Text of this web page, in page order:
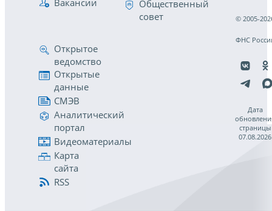
Вакансии
Общественный
совет
Открытое
ведомство
Открытые
данные
СМЭВ
Аналитический
портал
Видеоматериалы
Карта
сайта
RSS
© 2005-
ФНС
Дата
страницы
07.08.2026